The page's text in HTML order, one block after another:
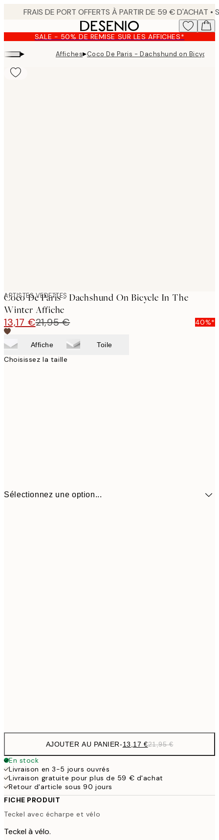
content.SALE - 50% DE REMISE SUR LES AFFICHES*
▸ Affiches▸Coco De Paris - Dachshund on Bicycle
ARTISTES VEDETTES
Coco De Paris - Dachshund On Bicycle In The
Winter Affiche
13,17 €21,95 € 40%*
Affiche Toile
Choisissez la taille
Sélectionnez une option...
AJOUTER AU PANIER-13,17 €21,95 €
En stock
Livraison en 3-5 jours ouvrés
Livraison gratuite pour plus de 59 € d'achat
Retour d'article sous 90 jours
FICHE PRODUIT
Teckel avec écharpe et vélo
Teckel à vélo.